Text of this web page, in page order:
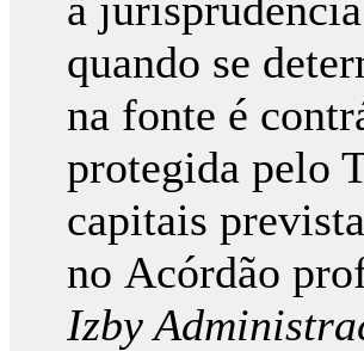
quando se
na fonte é
protegida pelo
capitais
no Acórdão
Izby